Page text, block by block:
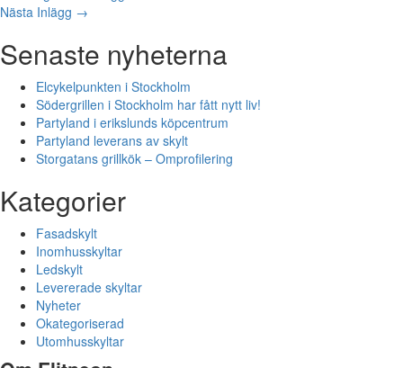
Nästa Inlägg →
Senaste nyheterna
Elcykelpunkten i Stockholm
Södergrillen i Stockholm har fått nytt liv!
Partyland i erikslunds köpcentrum
Partyland leverans av skylt
Storgatans grillkök – Omprofilering
Kategorier
Fasadskylt
Inomhusskyltar
Ledskylt
Levererade skyltar
Nyheter
Okategoriserad
Utomhusskyltar